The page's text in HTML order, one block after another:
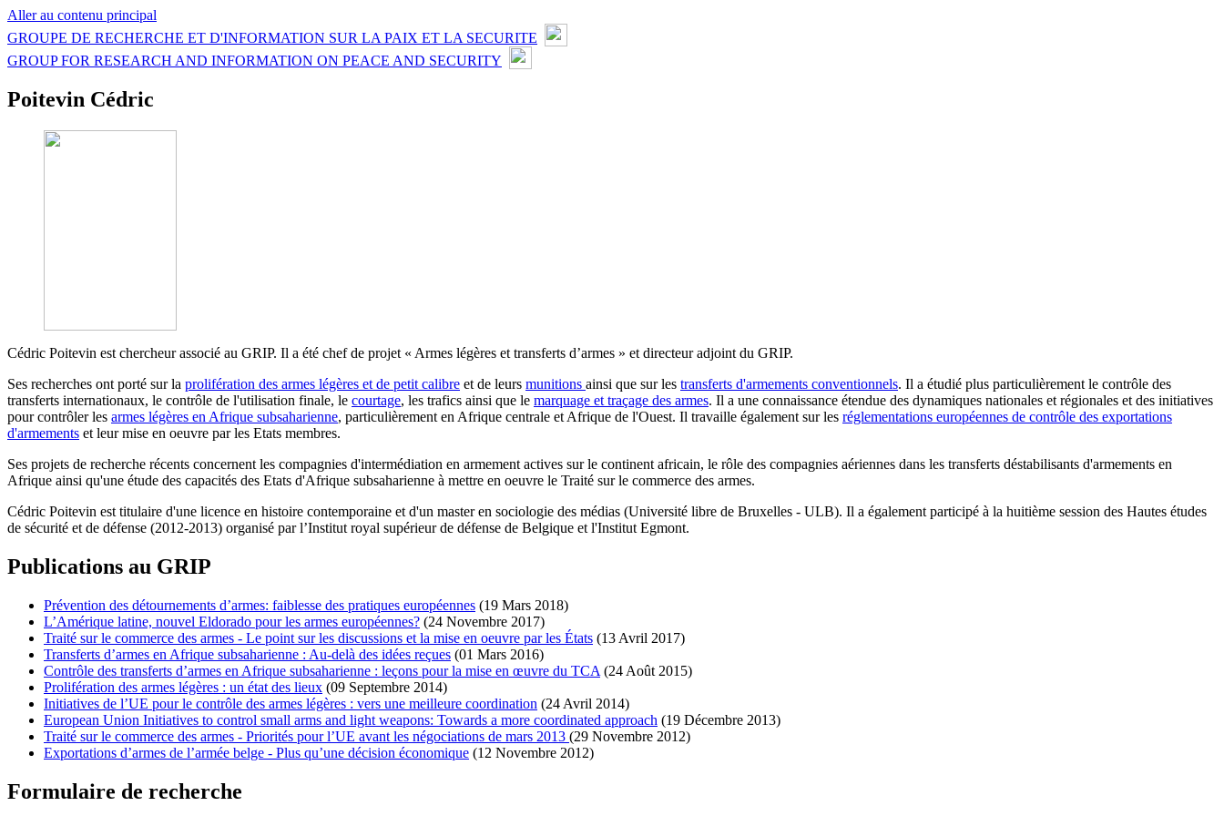
Aller au contenu principal
GROUPE DE RECHERCHE ET D'INFORMATION SUR LA PAIX ET LA SECURITE
GROUP FOR RESEARCH AND INFORMATION ON PEACE AND SECURITY
Poitevin Cédric
Cédric Poitevin est chercheur associé au GRIP. Il a été chef de projet « Armes légères et transferts d’armes » et directeur adjoint du GRIP.
Ses recherches ont porté sur la prolifération des armes légères et de petit calibre et de leurs munitions ainsi que sur les transferts d'armements conventionnels. Il a étudié plus particulièrement le contrôle des
transferts internationaux, le contrôle de l'utilisation finale, le courtage, les trafics ainsi que le marquage et traçage des armes. Il a une connaissance étendue des dynamiques nationales et régionales et des initiatives
pour contrôler les armes légères en Afrique subsaharienne, particulièrement en Afrique centrale et Afrique de l'Ouest. Il travaille également sur les réglementations européennes de contrôle des exportations
d'armements et leur mise en oeuvre par les Etats membres.
Ses projets de recherche récents concernent les compagnies d'intermédiation en armement actives sur le continent africain, le rôle des compagnies aériennes dans les transferts déstabilisants d'armements en
Afrique ainsi qu'une étude des capacités des Etats d'Afrique subsaharienne à mettre en oeuvre le Traité sur le commerce des armes.
Cédric Poitevin est titulaire d'une licence en histoire contemporaine et d'un master en sociologie des médias (Université libre de Bruxelles - ULB). Il a également participé à la huitième session des Hautes études
de sécurité et de défense (2012-2013) organisé par l’Institut royal supérieur de défense de Belgique et l'Institut Egmont.
Publications au GRIP
Prévention des détournements d’armes: faiblesse des pratiques européennes (19 Mars 2018)
L’Amérique latine, nouvel Eldorado pour les armes européennes? (24 Novembre 2017)
Traité sur le commerce des armes - Le point sur les discussions et la mise en oeuvre par les États (13 Avril 2017)
Transferts d’armes en Afrique subsaharienne : Au-delà des idées reçues (01 Mars 2016)
Contrôle des transferts d’armes en Afrique subsaharienne : leçons pour la mise en œuvre du TCA (24 Août 2015)
Prolifération des armes légères : un état des lieux (09 Septembre 2014)
Initiatives de l’UE pour le contrôle des armes légères : vers une meilleure coordination (24 Avril 2014)
European Union Initiatives to control small arms and light weapons: Towards a more coordinated approach (19 Décembre 2013)
Traité sur le commerce des armes - Priorités pour l’UE avant les négociations de mars 2013 (29 Novembre 2012)
Exportations d’armes de l’armée belge - Plus qu’une décision économique (12 Novembre 2012)
Formulaire de recherche